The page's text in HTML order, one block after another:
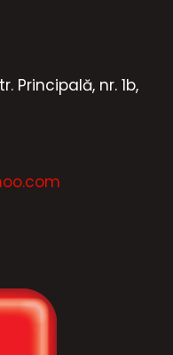
Principală, nr. 1b,